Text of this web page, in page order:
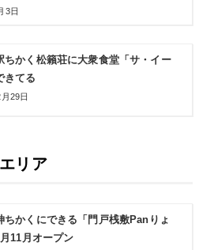
3日
ちかく松籟荘に大衆食堂「サ・イー
きてる
29日
リア
ちかくにできる「門戸桟敷Panりょ
11月オープン